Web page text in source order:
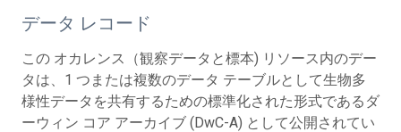
データ レコード
この オカレンス（観察データと標本) リソース内のデー
タは、1 つまたは複数のデータ テーブルとして生物多
様性データを共有するための標準化された形式であるダ
ーウィン コア アーカイブ (DwC-A) として公開されてい